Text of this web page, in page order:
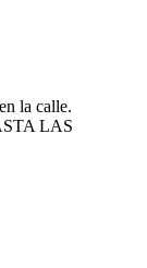
la calle.
LAS